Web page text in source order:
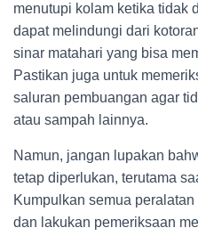
menutupi kolam ketika tidak
dapat melindungi dari
sinar matahari yang bisa
Pastikan juga untuk
saluran pembuangan agar
atau sampah lainnya.
Namun, jangan lupakan
tetap diperlukan, terutama
Kumpulkan semua
dan lakukan pemeriksaan